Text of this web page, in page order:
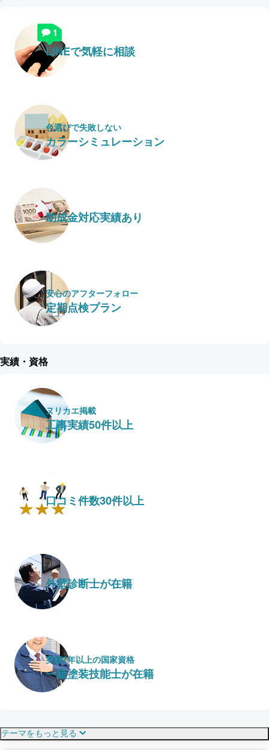
LINEで気軽に相談
色選びで失敗しない
カラーシミュレーション
助成金対応実績あり
安心のアフターフォロー
定期点検プラン
実績・資格
ヌリカエ掲載
工事実績50件以上
口コミ件数30件以上
外壁診断士が在籍
実績7年以上の国家資格
一級塗装技能士が在籍
テーマをもっと見る